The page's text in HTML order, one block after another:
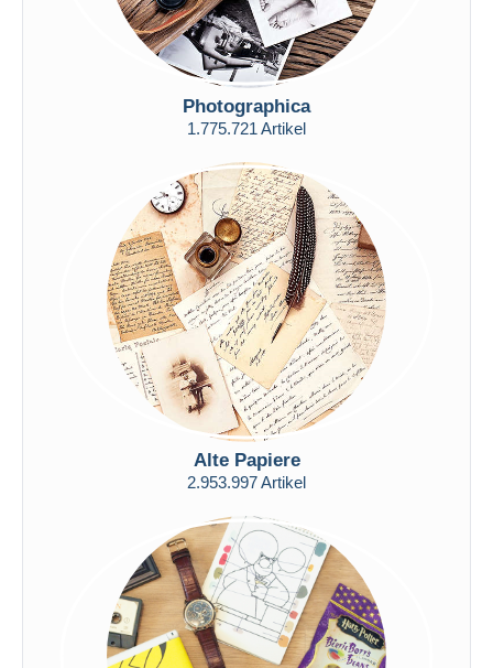
Photographica
1.775.721 Artikel
Alte Papiere
2.953.997 Artikel